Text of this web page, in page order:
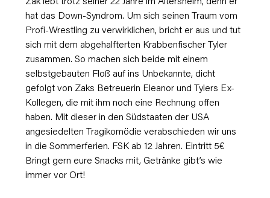
hat das Down-Syndrom. Um sich seinen Traum vom
Profi-Wrestling zu verwirklichen, bricht er aus und tut
sich mit dem abgehalfterten Krabbenfischer Tyler
zusammen. So machen sich beide mit einem
selbstgebauten Floß auf ins Unbekannte, dicht
gefolgt von Zaks Betreuerin Eleanor und Tylers Ex-
Kollegen, die mit ihm noch eine Rechnung offen
haben. Mit dieser in den Südstaaten der USA
angesiedelten Tragikomödie verabschieden wir uns
in die Sommerferien. FSK ab 12 Jahren. Eintritt 5€
Bringt gern eure Snacks mit, Getränke gibt’s wie
immer vor Ort!